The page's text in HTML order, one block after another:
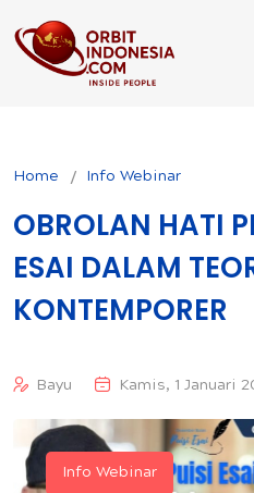
Home Info Webinar
OBROLAN HATI
ESAI DALAM
KONTEMPORER
Bayu Kamis, 1 Januari
Info Webinar